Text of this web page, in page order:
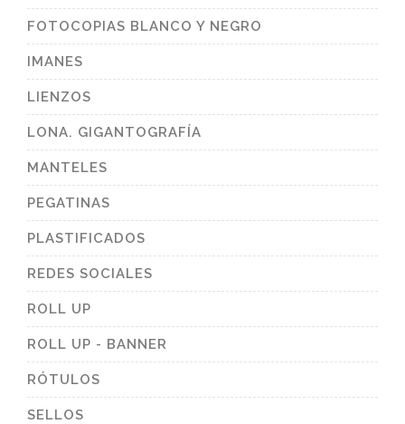
FOTOCOPIAS BLANCO Y NEGRO
IMANES
LIENZOS
LONA. GIGANTOGRAFÍA
MANTELES
PEGATINAS
PLASTIFICADOS
REDES SOCIALES
ROLL UP
ROLL UP - BANNER
RÓTULOS
SELLOS